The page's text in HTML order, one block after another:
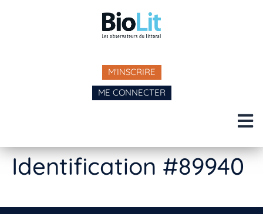
M'INSCRIRE
ME CONNECTER
Identification #89940